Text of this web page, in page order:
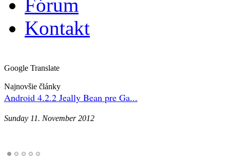
Fórum
Kontakt
Google Translate
Najnovšie články
Android 4.2.2 Jeally Bean pre Ga...
Sunday 11. November 2012